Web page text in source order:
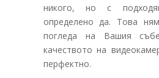
никого, но с
определено да. Това
погледа на Вашия
качеството на
перфектно.